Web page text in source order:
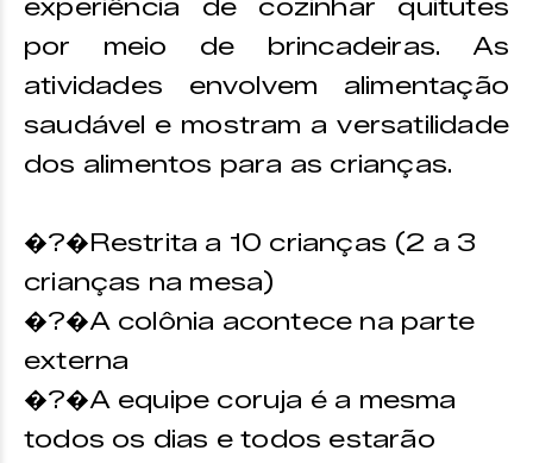
experiência de cozinhar quitutes
por meio de brincadeiras. As
atividades envolvem alimentação
saudável e mostram a versatilidade
dos alimentos para as crianças.
�?�Restrita a 10 crianças (2 a 3
crianças na mesa)
�?�A colônia acontece na parte
externa
�?�A equipe coruja é a mesma
todos os dias e todos estarão